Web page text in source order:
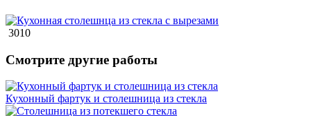
3010
Смотрите другие работы
Кухонный фартук и столешница из стекла